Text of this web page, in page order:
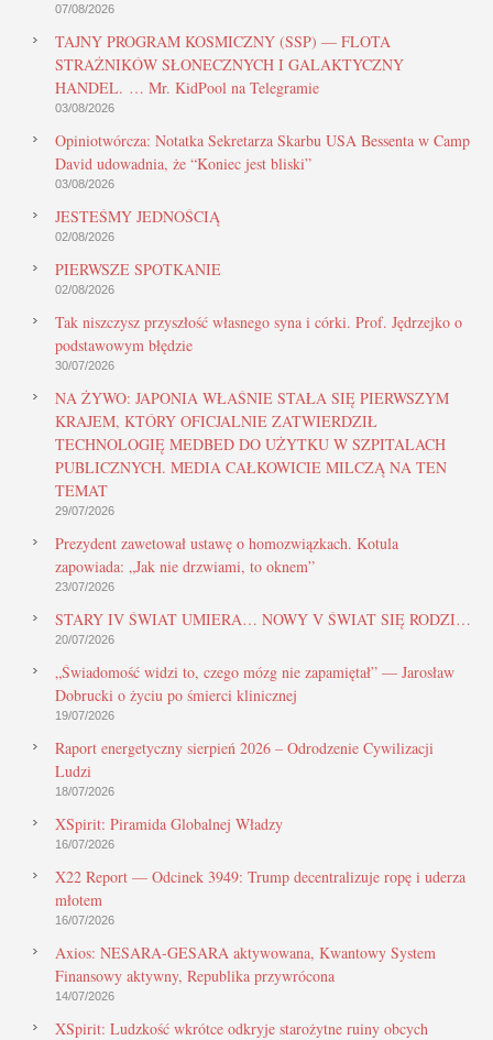
07/08/2026
TAJNY PROGRAM KOSMICZNY (SSP) — FLOTA
STRAŻNIKÓW SŁONECZNYCH I GALAKTYCZNY
HANDEL. … Mr. KidPool na Telegramie
03/08/2026
Opiniotwórcza: Notatka Sekretarza Skarbu USA Bessenta w Camp
David udowadnia, że “Koniec jest bliski”
03/08/2026
JESTEŚMY JEDNOŚCIĄ
02/08/2026
PIERWSZE SPOTKANIE
02/08/2026
Tak niszczysz przyszłość własnego syna i córki. Prof. Jędrzejko o
podstawowym błędzie
30/07/2026
NA ŻYWO: JAPONIA WŁAŚNIE STAŁA SIĘ PIERWSZYM
KRAJEM, KTÓRY OFICJALNIE ZATWIERDZIŁ
TECHNOLOGIĘ MEDBED DO UŻYTKU W SZPITALACH
PUBLICZNYCH. MEDIA CAŁKOWICIE MILCZĄ NA TEN
TEMAT
29/07/2026
Prezydent zawetował ustawę o homozwiązkach. Kotula
zapowiada: „Jak nie drzwiami, to oknem”
23/07/2026
STARY IV ŚWIAT UMIERA… NOWY V ŚWIAT SIĘ RODZI…
20/07/2026
„Świadomość widzi to, czego mózg nie zapamiętał” — Jarosław
Dobrucki o życiu po śmierci klinicznej
19/07/2026
Raport energetyczny sierpień 2026 – Odrodzenie Cywilizacji
Ludzi
18/07/2026
XSpirit: Piramida Globalnej Władzy
16/07/2026
X22 Report — Odcinek 3949: Trump decentralizuje ropę i uderza
młotem
16/07/2026
Axios: NESARA-GESARA aktywowana, Kwantowy System
Finansowy aktywny, Republika przywrócona
14/07/2026
XSpirit: Ludzkość wkrótce odkryje starożytne ruiny obcych